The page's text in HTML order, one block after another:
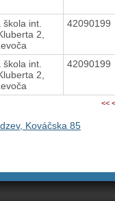
int.
2,
42090199
int.
2,
42090199
<< <
Kováčska 85